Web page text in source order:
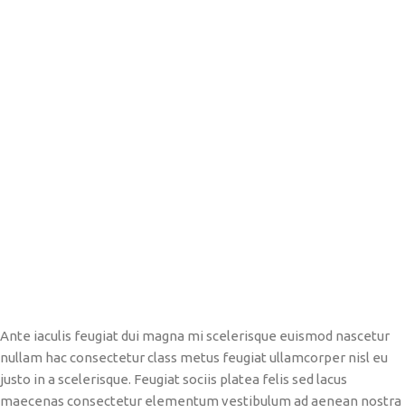
Ante iaculis feugiat dui magna mi scelerisque euismod nascetur
nullam hac consectetur class metus feugiat ullamcorper nisl eu
justo in a scelerisque. Feugiat sociis platea felis sed lacus
maecenas consectetur elementum vestibulum ad aenean nostra